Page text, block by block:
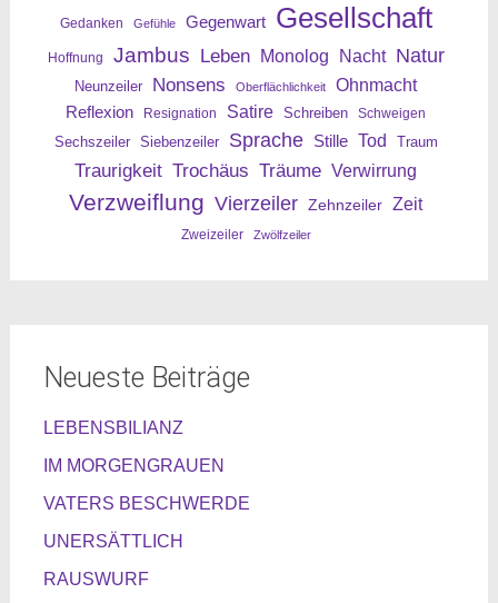
Gedanken Gefühle Gegenwart Gesellschaft
Hoffnung Jambus Leben Monolog Nacht Natur
Neunzeiler Nonsens Oberflächlichkeit
Ohnmacht
Reflexion
Resignation Satire Schreiben Schweigen
Sechszeiler Siebenzeiler Sprache Stille Tod Traum
Traurigkeit Trochäus Träume Verwirrung
Verzweiflung Vierzeiler Zehnzeiler Zeit
Zweizeiler Zwölfzeiler
Neueste Beiträge
LEBENSBILIANZ
IM MORGENGRAUEN
VATERS BESCHWERDE
UNERSÄTTLICH
RAUSWURF